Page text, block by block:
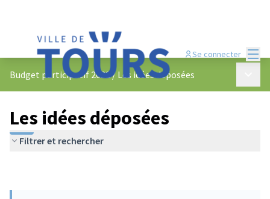
Se connecter
Budget participatif 2022/ Les idées déposées
Les idées déposées
Filtrer et rechercher